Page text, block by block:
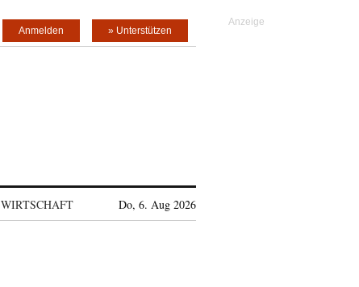
» Unterstützen
Anmelden
WIRTSCHAFT Do, 6. Aug 2026